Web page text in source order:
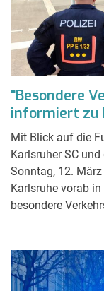
"Besondere
informiert zu
Mit Blick auf die
Karlsruher SC
Sonntag, 12.
Karlsruhe vorab
besondere